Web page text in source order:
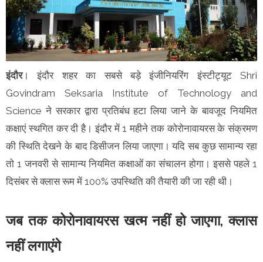
इंदौर। इंदौर शहर का सबसे बड़े इंजीनियरिंग इंस्टीट्यूट Shri
Govindram Seksaria Institute of Technology and
Science ने सरकार द्वारा प्रतिबंध हटा लिया जाने के बावजूद नियमित
कक्षाएं स्थगित कर दी है। इंदौर में 1 महीने तक कोरोनावायरस के संक्रमण
की स्थिति देखने के बाद डिसीजन लिया जाएगा। यदि सब कुछ सामान्य रहा
तो 1 जनवरी से सामान्य नियमित कक्षाओं का संचालन होगा। इससे पहले 1
दिसंबर से क्लास रूम में 100% उपस्थिति की तैयारी की जा रही थी।
जब तक कोरोनावायरस खत्म नहीं हो जाएगा, क्लास
नहीं लगाएंगे